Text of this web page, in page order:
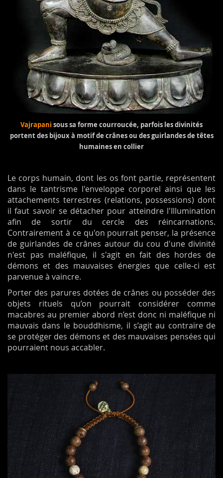
Vajrapani sous sa forme courroucée, parfois les divinités
portent des bijoux à motif de crânes ou des guirlandes de têtes
humaines en collier
Le corps humain, dont les os font partie, représentent
dans le tantrisme l'enveloppe corporel ainsi que les
attachements terrestres (relations, possessions) dont
il faut savoir se détacher pour atteindre l'Illumination
afin de sortir du cercle des réincarnations.
Contrairement à ce qu'on pourrait penser, la présence
de guirlandes de crânes autour du cou d'une divinité
n'est pas maléfique, il s'agit en fait des hordes de
démons et des mauvaises énergies que celle-ci est
parvenue à vaincre.
Porter des parures dotées de crânes ou posséder des
objets rituels qu’on pourrait considérer comme
macabres au premier abord n’est donc ni maléfique ni
mauvais dans le bouddhisme, il s’agit au contraire de
se protéger des démons et des mauvaises pensées qui
pourraient nous accabler.